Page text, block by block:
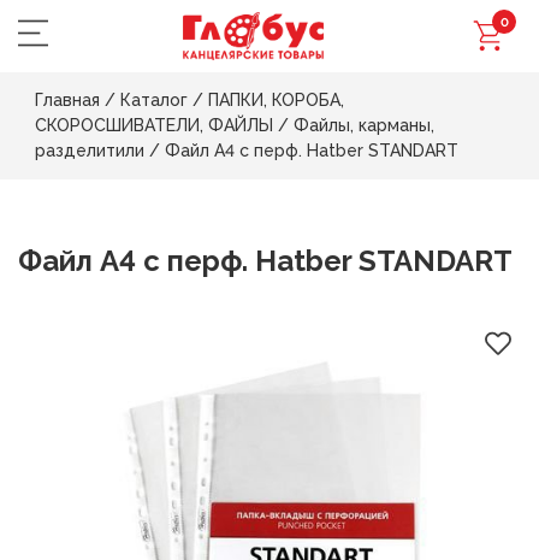
0
Главная / Каталог / ПАПКИ, КОРОБА,
СКОРОСШИВАТЕЛИ, ФАЙЛЫ / Файлы, карманы,
разделитили / Файл А4 с перф. Hatber STANDART
Файл А4 с перф. Hatber STANDART